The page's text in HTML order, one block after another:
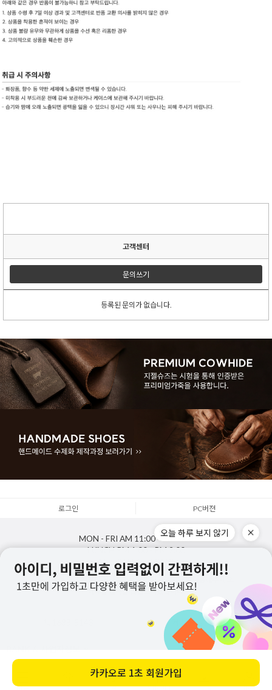
고객센터
문의쓰기
등록된 문의가 없습니다.
로그인 PC버젼
MON - FRI AM 11:00 - PM 5:00
LUNCHPM 1:00 - PM 2:00
SAT,SUN,HOLIDAY OFF
통화량이 많아 연결이 어려울경우 문의하기 게시판을 이용해주세요.
최대한 신속한 답변드리겠습니다.
게시판 문의하기
오늘 하루 보지 않기
카카오로 1초 회원가입